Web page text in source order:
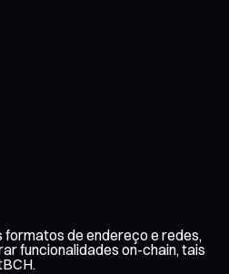
de endereço e redes,
funcionalidades on-chain, tais